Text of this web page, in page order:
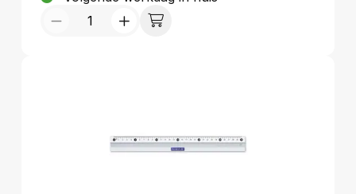
slipstop aan de achterkant houdt de liniaal
stevig op zijn plaats, wat het tekenen en